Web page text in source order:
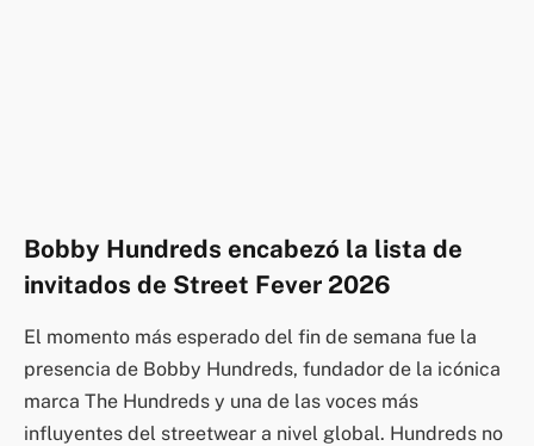
Bobby Hundreds encabezó la lista de
invitados de Street Fever 2026
El momento más esperado del fin de semana fue la
presencia de Bobby Hundreds, fundador de la icónica
marca The Hundreds y una de las voces más
influyentes del streetwear a nivel global. Hundreds no